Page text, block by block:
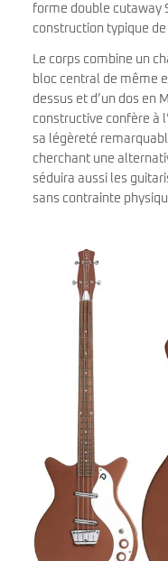
forme double cutaway
construction typique
Le corps combine un
bloc central de même
dessus et d’un dos en
constructive confère à
sa légèreté
cherchant une
séduira aussi les
sans contrainte